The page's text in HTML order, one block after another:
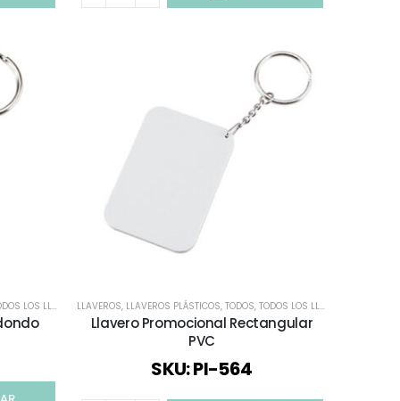
LOS LLAVEROS LLAVEROS, LLAVEROS PLÁSTICOS, TODOS, TODOS LOS LLAVEROS
Llavero Promocional Rectangular
PVC
SKU: PI-564